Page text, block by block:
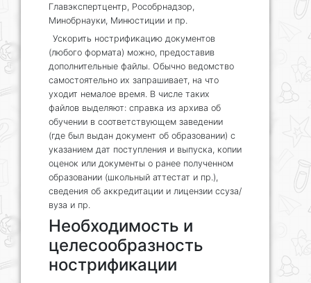
Главэкспертцентр, Рособрнадзор,
Минобрнауки, Минюстиции и пр.
Ускорить нострификацию документов
(любого формата) можно, предоставив
дополнительные файлы. Обычно ведомство
самостоятельно их запрашивает, на что
уходит немалое время. В числе таких
файлов выделяют: справка из архива об
обучении в соответствующем заведении
(где был выдан документ об образовании) с
указанием дат поступления и выпуска, копии
оценок или документы о ранее полученном
образовании (школьный аттестат и пр.),
сведения об аккредитации и лицензии ссуза/
вуза и пр.
Необходимость и
целесообразность
нострификации